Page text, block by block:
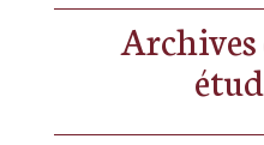
Archives